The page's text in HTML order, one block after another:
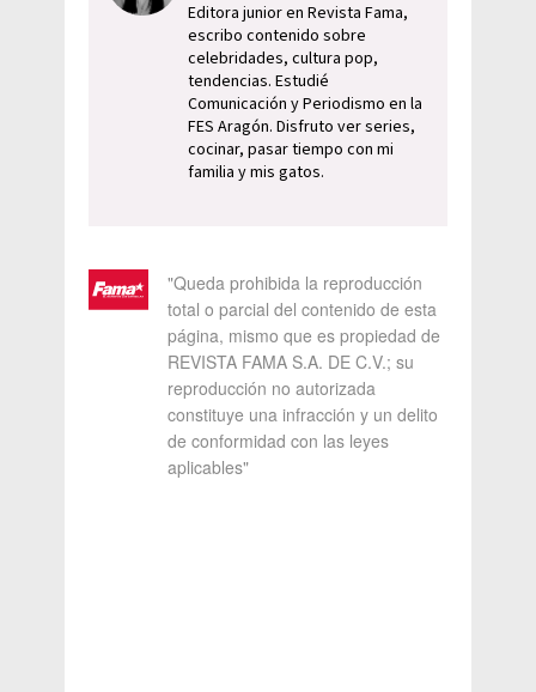
Editora junior en Revista Fama,
escribo contenido sobre
celebridades, cultura pop,
tendencias. Estudié
Comunicación y Periodismo en la
FES Aragón. Disfruto ver series,
cocinar, pasar tiempo con mi
familia y mis gatos.
"Queda prohibida la reproducción
total o parcial del contenido de esta
página, mismo que es propiedad de
REVISTA FAMA S.A. DE C.V.; su
reproducción no autorizada
constituye una infracción y un delito
de conformidad con las leyes
aplicables"